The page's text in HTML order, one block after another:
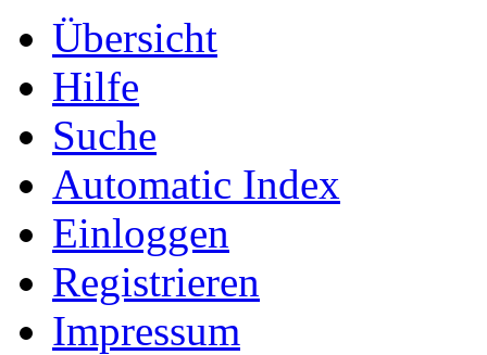
Übersicht
Hilfe
Suche
Automatic Index
Einloggen
Registrieren
Impressum